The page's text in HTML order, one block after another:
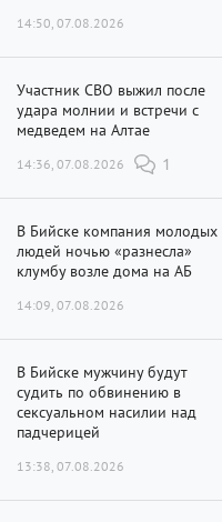
14:50, 07.08.2026
Участник СВО выжил после
удара молнии и встречи с
медведем на Алтае
14:36, 07.08.2026 1
В Бийске компания молодых
людей ночью «разнесла»
клумбу возле дома на АБ
14:09, 07.08.2026
В Бийске мужчину будут
судить по обвинению в
сексуальном насилии над
падчерицей
13:38, 07.08.2026